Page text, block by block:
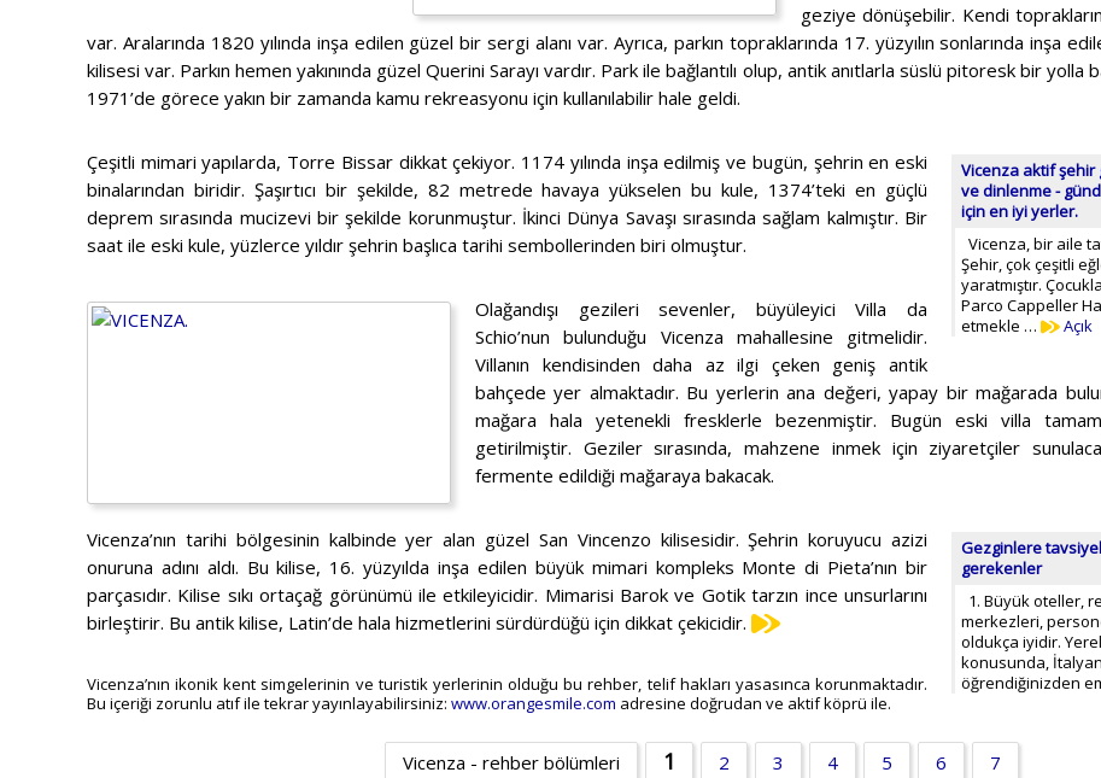
geziye dönüşebilir. Kendi
var. Aralarında 1820 yılında inşa edilen güzel bir sergi alanı var. Ayrıca, parkın topraklarında 17. yüzyılın sonlarında inşa
kilisesi var. Parkın hemen yakınında güzel Querini Sarayı vardır. Park ile bağlantılı olup, antik anıtlarla süslü pitoresk bir yolla
1971’de görece yakın bir zamanda kamu rekreasyonu için kullanılabilir hale geldi.
Vicenza aktif şehir
ve dinlenme -
için en iyi yerler.
Vicenza, bir aile
Şehir, çok çeşitli
yaratmıştır.
Parco Cappeller
etmekle …
Açık
Çeşitli mimari yapılarda, Torre Bissar dikkat çekiyor. 1174 yılında inşa edilmiş ve bugün, şehrin en eski
binalarından biridir. Şaşırtıcı bir şekilde, 82 metrede havaya yükselen bu kule, 1374’teki en güçlü
deprem sırasında mucizevi bir şekilde korunmuştur. İkinci Dünya Savaşı sırasında sağlam kalmıştır. Bir
saat ile eski kule, yüzlerce yıldır şehrin başlıca tarihi sembollerinden biri olmuştur.
Olağandışı gezileri sevenler, büyüleyici Villa da
Schio’nun bulunduğu Vicenza mahallesine gitmelidir.
Villanın kendisinden daha az ilgi çeken geniş antik
bahçede yer almaktadır. Bu yerlerin ana değeri, yapay bir mağarada
mağara hala yetenekli fresklerle bezenmiştir. Bugün eski villa
getirilmiştir. Geziler sırasında, mahzene inmek için ziyaretçiler
fermente edildiği mağaraya bakacak.
Gezginlere
gerekenler
1. Büyük oteller,
merkezleri,
oldukça iyidir.
konusunda,
öğrendiğinizden
Vicenza’nın tarihi bölgesinin kalbinde yer alan güzel San Vincenzo kilisesidir. Şehrin koruyucu azizi
onuruna adını aldı. Bu kilise, 16. yüzyılda inşa edilen büyük mimari kompleks Monte di Pieta’nın bir
parçasıdır. Kilise sıkı ortaçağ görünümü ile etkileyicidir. Mimarisi Barok ve Gotik tarzın ince unsurlarını
birleştirir. Bu antik kilise, Latin’de hala hizmetlerini sürdürdüğü için dikkat çekicidir.
Vicenza’nın ikonik kent simgelerinin ve turistik yerlerinin olduğu bu rehber, telif hakları yasasınca korunmaktadır.
Bu içeriği zorunlu atıf ile tekrar yayınlayabilirsiniz: www.orangesmile.com adresine doğrudan ve aktif köprü ile.
Vicenza - rehber bölümleri 1 2 3 4 5 6 7